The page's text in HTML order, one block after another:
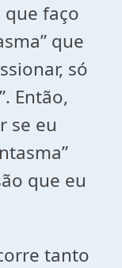
que faço
que
só
Então,
se eu
que eu
tanto